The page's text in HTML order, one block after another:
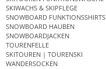
SKIWACHS & SKIPFLEGE
SNOWBOARD FUNKTIONSSHIRTS
SNOWBOARD HAUBEN
SNOWBOARDJACKEN
TOURENFELLE
SKITOUREN | TOURENSKI
WANDERSOCKEN